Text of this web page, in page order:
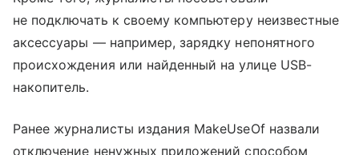
не подключать к своему компьютеру неизвестные
аксессуары — например, зарядку непонятного
происхождения или найденный на улице USB-
накопитель.
Ранее журналисты издания MakeUseOf назвали
отключение ненужных приложений способом